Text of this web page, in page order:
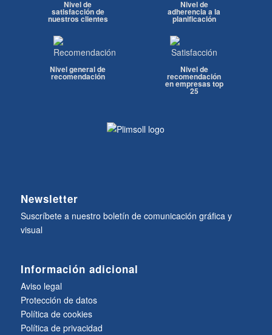
Nivel de
satisfacción de
nuestros clientes
Nivel de
adherencia a la
planificación
Nivel general de
recomendación
Nivel de
recomendación
en empresas top
25
Newsletter
Suscríbete a nuestro boletín de comunicación gráfica y
visual
Información adicional
Aviso legal
Protección de datos
Política de cookies
Política de privacidad